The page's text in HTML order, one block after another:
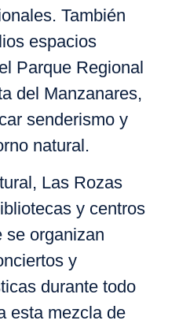
También
espacios
Parque Regional
del Manzanares,
senderismo y
natural.
Las Rozas
y centros
se organizan
y
durante todo
esta mezcla de